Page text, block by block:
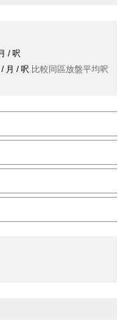
/ 呎
月 / 呎 比較同區放盤平均呎